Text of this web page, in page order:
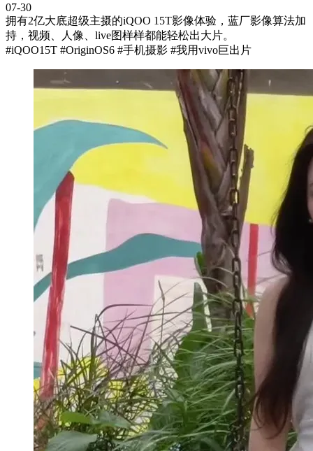
07-30
拥有2亿大底超级主摄的iQOO 15T影像体验，蓝厂影像算法加
持，视频、人像、live图样样都能轻松出大片。
#iQOO15T #OriginOS6 #手机摄影 #我用vivo巨出片